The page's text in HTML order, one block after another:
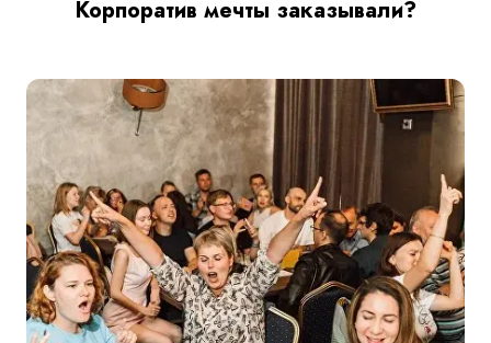
Корпоратив мечты заказывали?